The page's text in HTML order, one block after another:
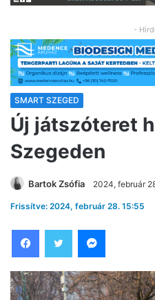
-
SMART SZEGED
Új játszóteret
Szegeden
Bartok Zsófia 2024, február
Frissítve: 2024, február 28. 15:55